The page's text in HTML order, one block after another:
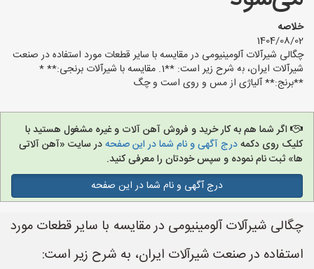
آهن آلاتی های شهرها
خلاصه
1404/08/02
چگالی شیرآلات آلومینیومی در مقایسه با سایر قطعات مورد استفاده در صنعت
شیرآلات ایران، به شرح زیر است: **1. مقایسه با شیرآلات برنجی:** *
**برنج:** آلیاژی از مس و روی است و چگ
اگر شما هم به کار خرید و فروش آهن آلات و غیره مشغول هستید با
کلیک روی دکمهدرج آگهی و نام شما در این صفحهدر سایت «آهن آلاتی
ها» ثبت نام نموده و سپس خودتان را معرفی کنید.
درج آگهی و نام شما در این صفحه
چگالی شیرآلات آلومینیومی در مقایسه با سایر قطعات مورد
استفاده در صنعت شیرآلات ایران، به شرح زیر است: